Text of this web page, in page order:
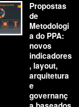
Propostas
de
Metodologi
a do PPA:
novos
indicadores
, layout,
arquitetura
e
governanç